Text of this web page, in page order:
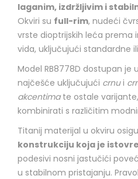
laganim, izdržljivim i
Okviri su full-rim, nudeći
vrste dioptrijskih leća prema
vida, uključujući standardne
Model RB8778D dostupan je
najčešće uključujući crnui
akcentimate ostale
kombinirati s različitim
Titanij materijal u okviru
konstrukciju koja je
podesivi nosni jastučići
u stabilnom pristajanju.